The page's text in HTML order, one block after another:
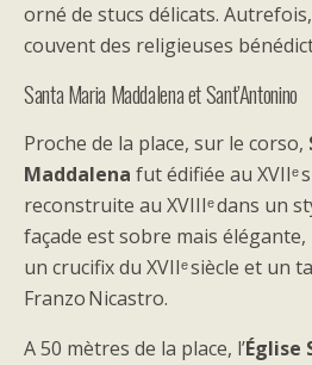
orné de stucs délicats.
couvent des religieuses
Santa Maria Maddalena et Sant’Antonino
Proche de la place, sur le corso,
Maddalena fut édifiée au XVIIᵉ
reconstruite au XVIIIᵉ dans un
façade est sobre mais
un crucifix du XVIIᵉ siècle et un
Franzo Nicastro.
A 50 mètres de la place, l’Église